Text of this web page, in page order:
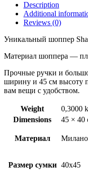
Description
Additional
Reviews (0)
Уникальный шоппер
Материал шоппера —
Прочные ручки и
ширину и 45 см высоту
вам вещи с удобством.
Weight
0,3000
Dimensions
45 × 40
Материал Милано
Размер сумки 40х45